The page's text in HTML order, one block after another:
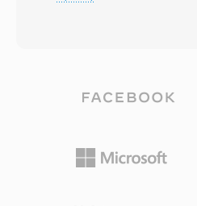
능력이 결합되어, 대역폭이
장 공간이 한정된 기기에서
지원하여 주류 오디오 코덱
매력적으로 만듭니다. 완전
로 독점 코덱을 가로막는